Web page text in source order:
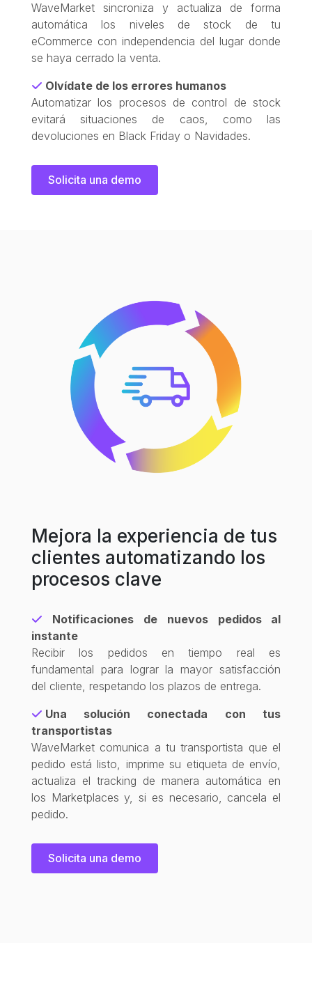
WaveMarket sincroniza y actualiza de forma
automática los niveles de stock de tu
eCommerce con independencia del lugar donde
se haya cerrado la venta.
Olvídate de los errores humanos
Automatizar los procesos de control de stock
evitará situaciones de caos, como las
devoluciones en Black Friday o Navidades.
Solicita una demo
Mejora la experiencia de tus
clientes automatizando los
procesos clave
Notificaciones de nuevos pedidos al
instante
Recibir los pedidos en tiempo real es
fundamental para lograr la mayor satisfacción
del cliente, respetando los plazos de entrega.
Una solución conectada con tus
transportistas
WaveMarket comunica a tu transportista que el
pedido está listo, imprime su etiqueta de envío,
actualiza el tracking de manera automática en
los Marketplaces y, si es necesario, cancela el
pedido.
Solicita una demo